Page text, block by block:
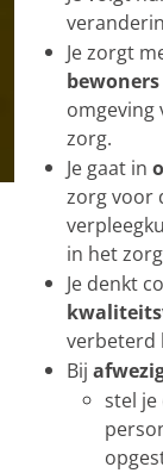
Je zorgt
bewoners
omgeving
zorg.
Je gaat in
zorg voor
in het
Je denkt
verbeterd
Bij
stel je